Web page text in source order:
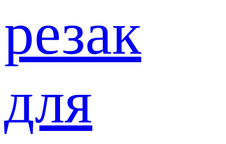
резак
для